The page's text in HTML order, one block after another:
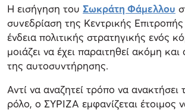
Η εισήγηση του Σωκράτη Φάμελλου
συνεδρίαση της Κεντρικής
ένδεια πολιτικής στρατηγικής ενός
μοιάζει να έχει παραιτηθεί ακόμη
της αυτοσυντήρησης.
Αντί να αναζητεί τρόπο να ανακτήσει
ρόλο, ο ΣΥΡΙΖΑ εμφανίζεται έτοιμος